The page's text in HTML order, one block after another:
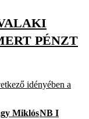
PÉNZT
idényében a
MiklósNB I